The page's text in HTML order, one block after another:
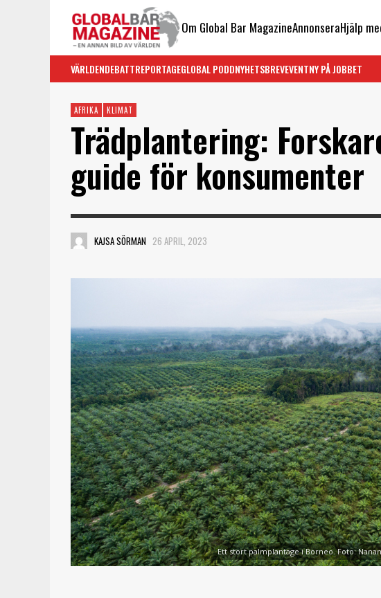
Om Global Bar MagazineAnnonseraHjälp
VÄRLDENDEBATTREPORTAGEGLOBAL PODDNYHETSBREVEVENTNY PÅ JOBBET
AFRIKA KLIMAT
Trädplantering:
guide för konsumenter
KAJSA SÖRMAN 26 APRIL, 2023
Ett stort palmplantage i Borneo. Foto: